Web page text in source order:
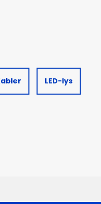
LED-lys